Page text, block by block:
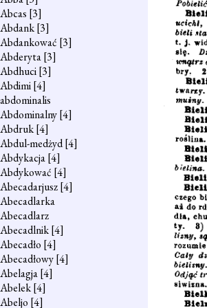
Abcas [3]
Abdank[3]
Abdankować [3]
Abderyta[3]
Abdhuci[3]
Abdimi[4]
abdominalis
Abdominalny[4]
Abdruk[4]
Abdul-medżyd[4]
Abdykacja[4]
Abdykować [4]
Abecadarjusz[4]
Abecadlarka
Abecadlarz
Abecadlnik[4]
Abecadło [4]
Abecadłowy[4]
Abelagja[4]
Abelek[4]
Abeljo [4]